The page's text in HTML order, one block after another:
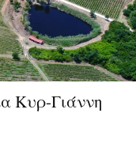
Κυρ-Γιάννη